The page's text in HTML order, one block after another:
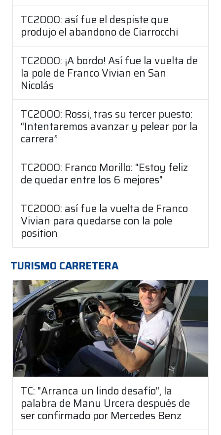
TC2000: así fue el despiste que
produjo el abandono de Ciarrocchi
TC2000: ¡A bordo! Así fue la vuelta de
la pole de Franco Vivian en San
Nicolás
TC2000: Rossi, tras su tercer puesto:
“Intentaremos avanzar y pelear por la
carrera”
TC2000: Franco Morillo: "Estoy feliz
de quedar entre los 6 mejores"
TC2000: así fue la vuelta de Franco
Vivian para quedarse con la pole
position
TURISMO CARRETERA
TC: "Arranca un lindo desafío", la
palabra de Manu Urcera después de
ser confirmado por Mercedes Benz